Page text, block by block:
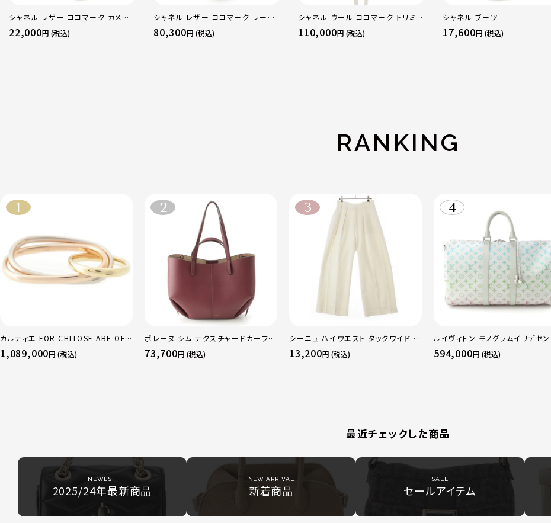
シャネル レザー ココマーク カメリ
ア スエード サンダル ベージュ レッ
ド 36C
22,000円 (税込)
シャネル レザー ココマーク レース
アップ マウンテン ショート ブーツ シ
ューズ G36424 ブラック 37.5
80,300円 (税込)
シャネル ウール ココマーク トリミン
グ スカートセットアップ P52350 ネ
イビー 36
110,000円 (税込)
シャネル ブーツ
17,600円 (税込)
RANKING
カルティエ FOR CHITOSE ABE OF
sacai サカイ 750 YG×PG×WG ト
リニティ リング 指輪 マルチカラー 50
1,089,000円 (税込)
ポレーヌ シム テクスチャードカーフレ
ザー トートバッグ ダークチェリー レギ
ュラー
73,700円 (税込)
シーニュ ハイウエスト タックワイド パ
ンツ ボトムス オフホワイト 0
13,200円 (税込)
ルイヴィトン モノグラムイリデセン
ーポルバンドリエール45 ボストン
グ M13915 マルチカラー
594,000円 (税込)
最近チェックした商品
NEWEST
2025/24年最新商品
NEW ARRIVAL
新着商品
SALE
セールアイテム